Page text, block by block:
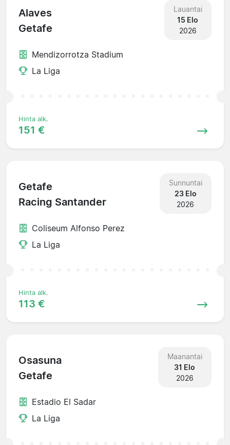
Alaves
Getafe
Lauantai
15 Elo
2026
Mendizorrotza Stadium
La Liga
Hinta alk.
151 €
Getafe
Racing Santander
Sunnuntai
23 Elo
2026
Coliseum Alfonso Perez
La Liga
Hinta alk.
113 €
Osasuna
Getafe
Maanantai
31 Elo
2026
Estadio El Sadar
La Liga